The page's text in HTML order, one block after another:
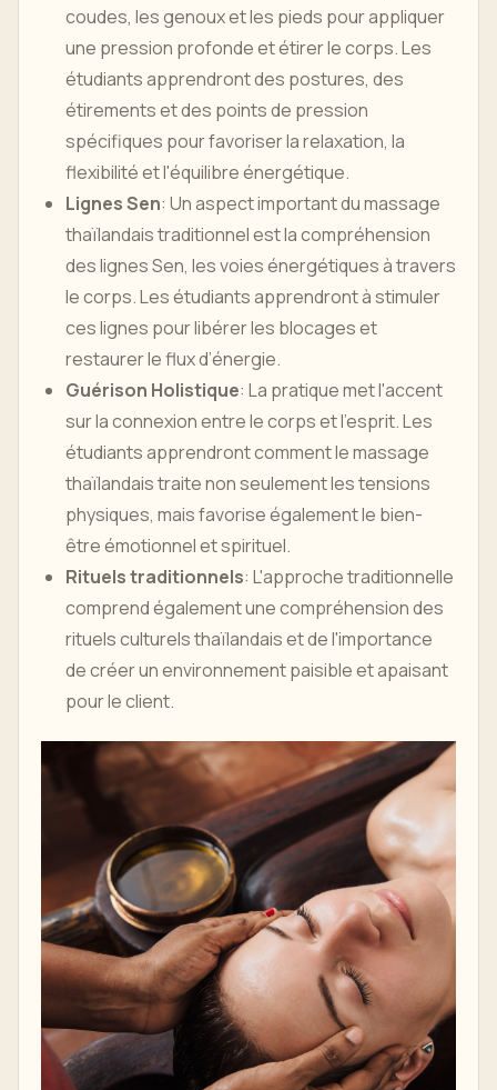
coudes, les genoux et les pieds pour appliquer
une pression profonde et étirer le corps. Les
étudiants apprendront des postures, des
étirements et des points de pression
spécifiques pour favoriser la relaxation, la
flexibilité et l'équilibre énergétique.
Lignes Sen: Un aspect important du massage
thaïlandais traditionnel est la compréhension
des lignes Sen, les voies énergétiques à travers
le corps. Les étudiants apprendront à stimuler
ces lignes pour libérer les blocages et
restaurer le flux d’énergie.
Guérison Holistique: La pratique met l'accent
sur la connexion entre le corps et l'esprit. Les
étudiants apprendront comment le massage
thaïlandais traite non seulement les tensions
physiques, mais favorise également le bien-
être émotionnel et spirituel.
Rituels traditionnels: L'approche traditionnelle
comprend également une compréhension des
rituels culturels thaïlandais et de l'importance
de créer un environnement paisible et apaisant
pour le client.